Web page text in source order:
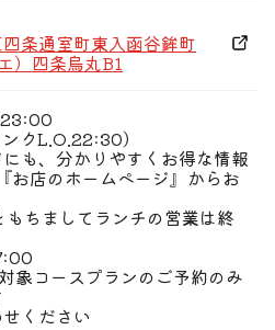
酒で、ビジネスシーンをスマー
】
ース。接待や会食、懇親会等の
和モダンな個室席を多数ご用
数に合わせてご案内可能で
いませ。
条通室町東入函谷鉾町
）四条烏丸B1
クL.O.22:30）
も、分かりやすくお得な情報
お店のホームページ』からお
ちましてランチの営業は終
コースプランのご予約のみ
ください